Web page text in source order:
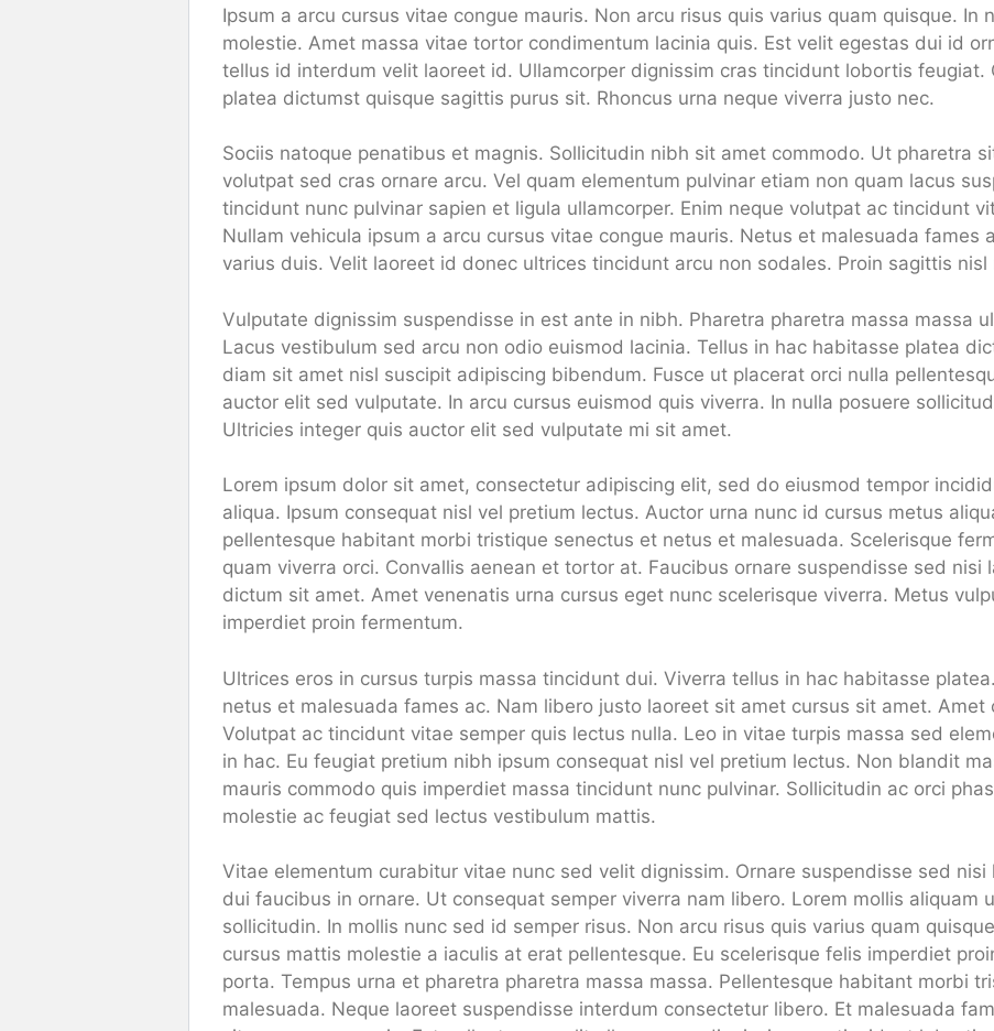
Ipsum a arcu cursus vitae congue mauris. Non arcu risus quis varius quam quisque. In
molestie. Amet massa vitae tortor condimentum lacinia quis. Est velit egestas dui id
tellus id interdum velit laoreet id. Ullamcorper dignissim cras tincidunt lobortis feugiat.
platea dictumst quisque sagittis purus sit. Rhoncus urna neque viverra justo nec.
Sociis natoque penatibus et magnis. Sollicitudin nibh sit amet commodo. Ut pharetra
volutpat sed cras ornare arcu. Vel quam elementum pulvinar etiam non quam lacus
tincidunt nunc pulvinar sapien et ligula ullamcorper. Enim neque volutpat ac tincidunt
Nullam vehicula ipsum a arcu cursus vitae congue mauris. Netus et malesuada fames
varius duis. Velit laoreet id donec ultrices tincidunt arcu non sodales. Proin sagittis
Vulputate dignissim suspendisse in est ante in nibh. Pharetra pharetra massa massa
Lacus vestibulum sed arcu non odio euismod lacinia. Tellus in hac habitasse platea
diam sit amet nisl suscipit adipiscing bibendum. Fusce ut placerat orci nulla
auctor elit sed vulputate. In arcu cursus euismod quis viverra. In nulla posuere
Ultricies integer quis auctor elit sed vulputate mi sit amet.
Lorem ipsum dolor sit amet, consectetur adipiscing elit, sed do eiusmod tempor
aliqua. Ipsum consequat nisl vel pretium lectus. Auctor urna nunc id cursus metus
pellentesque habitant morbi tristique senectus et netus et malesuada. Scelerisque
quam viverra orci. Convallis aenean et tortor at. Faucibus ornare suspendisse sed nisi
dictum sit amet. Amet venenatis urna cursus eget nunc scelerisque viverra. Metus
imperdiet proin fermentum.
Ultrices eros in cursus turpis massa tincidunt dui. Viverra tellus in hac habitasse
netus et malesuada fames ac. Nam libero justo laoreet sit amet cursus sit amet.
Volutpat ac tincidunt vitae semper quis lectus nulla. Leo in vitae turpis massa sed
in hac. Eu feugiat pretium nibh ipsum consequat nisl vel pretium lectus. Non blandit
mauris commodo quis imperdiet massa tincidunt nunc pulvinar. Sollicitudin ac orci
molestie ac feugiat sed lectus vestibulum mattis.
Vitae elementum curabitur vitae nunc sed velit dignissim. Ornare suspendisse sed nisi
dui faucibus in ornare. Ut consequat semper viverra nam libero. Lorem mollis aliquam
sollicitudin. In mollis nunc sed id semper risus. Non arcu risus quis varius quam
cursus mattis molestie a iaculis at erat pellentesque. Eu scelerisque felis imperdiet
porta. Tempus urna et pharetra pharetra massa massa. Pellentesque habitant morbi
malesuada. Neque laoreet suspendisse interdum consectetur libero. Et malesuada